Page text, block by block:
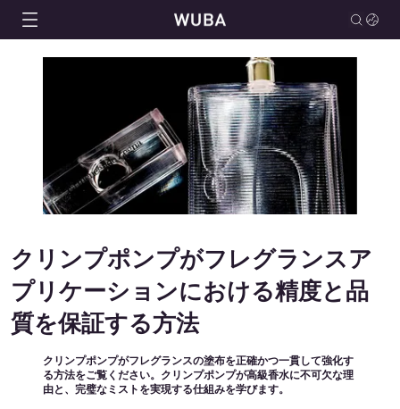
クリンプポンプがフレグランスア
プリケーションにおける精度と品
質を保証する方法
クリンプポンプがフレグランスの塗布を正確かつ一貫して強化す
る方法をご覧ください。クリンプポンプが高級香水に不可欠な理
由と、完璧なミストを実現する仕組みを学びます。